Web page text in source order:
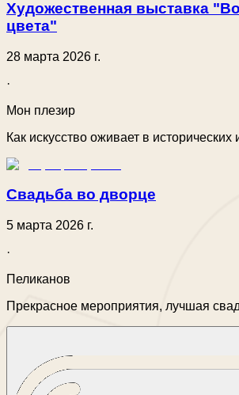
Художественная выставка
цвета"
28 марта 2026 г.
·
Мон плезир
Как искусство оживает в исторических
Свадьба во дворце
5 марта 2026 г.
·
Пеликанов
Прекрасное мероприятия, лучшая